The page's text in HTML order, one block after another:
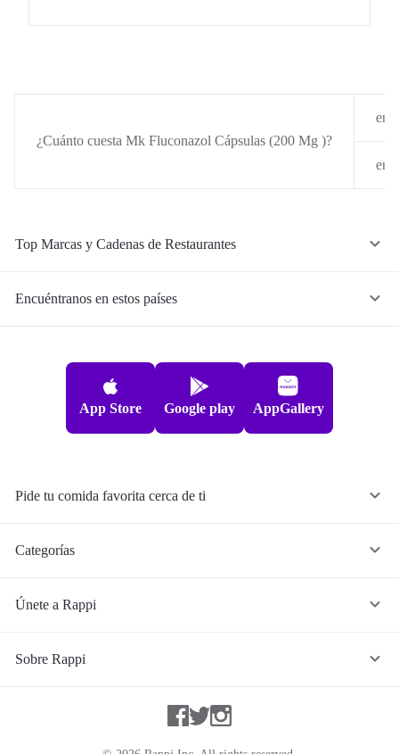
¿Cuánto cuesta Mk Fluconazol Cápsulas (200 Mg )?
en
en
Top Marcas y Cadenas de Restaurantes
Encuéntranos en estos países
App Store Google play AppGallery
Pide tu comida favorita cerca de ti
Categorías
Únete a Rappi
Sobre Rappi
Facebook
TwitterInstagram